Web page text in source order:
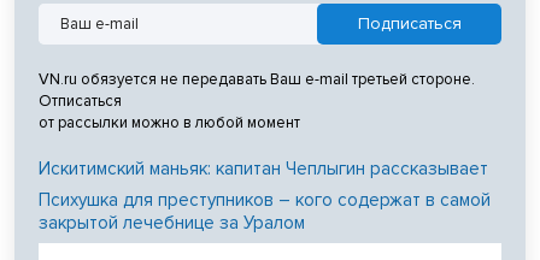
VN.ru обязуется не передавать Ваш e-mail третьей стороне.
Отписаться
от рассылки можно в любой момент
Искитимский маньяк: капитан Чеплыгин рассказывает
Психушка для преступников – кого содержат в самой
закрытой лечебнице за Уралом